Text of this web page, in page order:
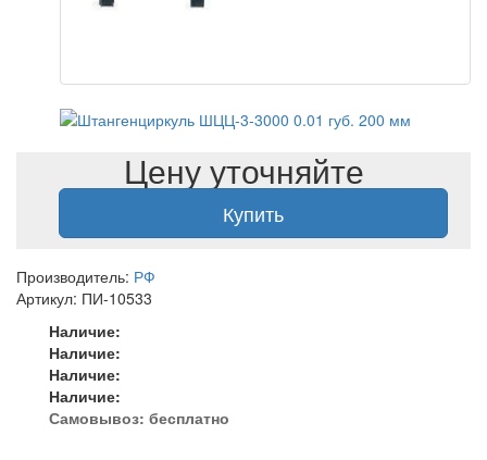
Цену уточняйте
Купить
Производитель: РФ
Артикул: ПИ-10533
Наличие:
Наличие:
Наличие:
Наличие:
Самовывоз: бесплатно